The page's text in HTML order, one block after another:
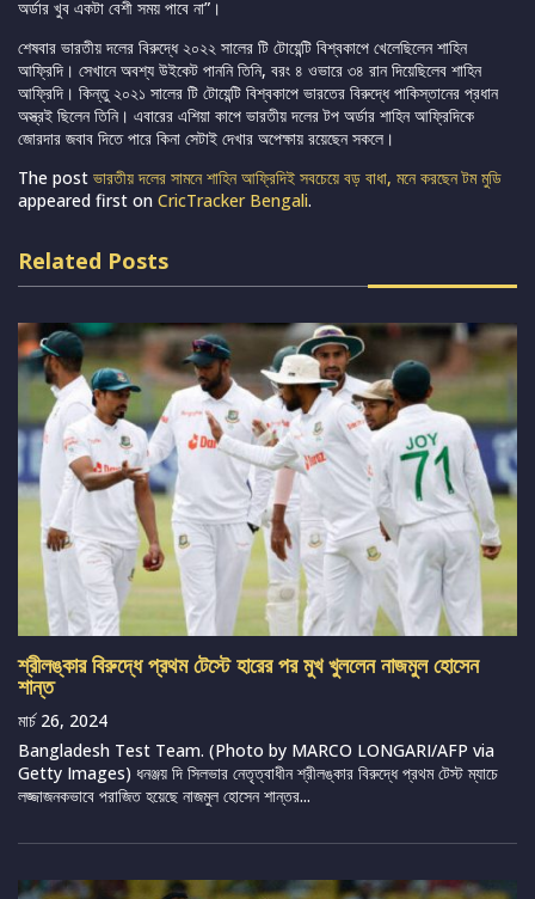
অর্ডার খুব একটা বেশী সময় পাবে না”।
শেষবার ভারতীয় দলের বিরুদ্ধে ২০২২ সালের টি টোয়েন্টি বিশ্বকাপে খেলেছিলেন শাহিন
আফ্রিদি। সেখানে অবশ্য উইকেট পাননি তিনি, বরং ৪ ওভারে ৩৪ রান দিয়েছিলেব শাহিন
আফ্রিদি। কিন্তু ২০২১ সালের টি টোয়েন্টি বিশ্বকাপে ভারতের বিরুদ্ধে পাকিস্তানের প্রধান
অস্ত্রই ছিলেন তিনি। এবারের এশিয়া কাপে ভারতীয় দলের টপ অর্ডার শাহিন আফ্রিদিকে
জোরদার জবাব দিতে পারে কিনা সেটাই দেখার অপেক্ষায় রয়েছেন সকলে।
The post ভারতীয় দলের সামনে শাহিন আফ্রিদিই সবচেয়ে বড় বাধা, মনে করছেন টম মুডি
appeared first on CricTracker Bengali.
Related Posts
শ্রীলঙ্কার বিরুদ্ধে প্রথম টেস্টে হারের পর মুখ খুললেন নাজমুল হোসেন
শান্ত
মার্চ 26, 2024
Bangladesh Test Team. (Photo by MARCO LONGARI/AFP via
Getty Images) ধনঞ্জয় দি সিলভার নেতৃত্বাধীন শ্রীলঙ্কার বিরুদ্ধে প্রথম টেস্ট ম্যাচে
লজ্জাজনকভাবে পরাজিত হয়েছে নাজমুল হোসেন শান্তর...